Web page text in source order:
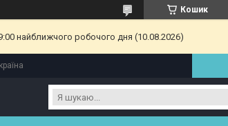
Кошик
найближчого робочого дня (10.08.2026)